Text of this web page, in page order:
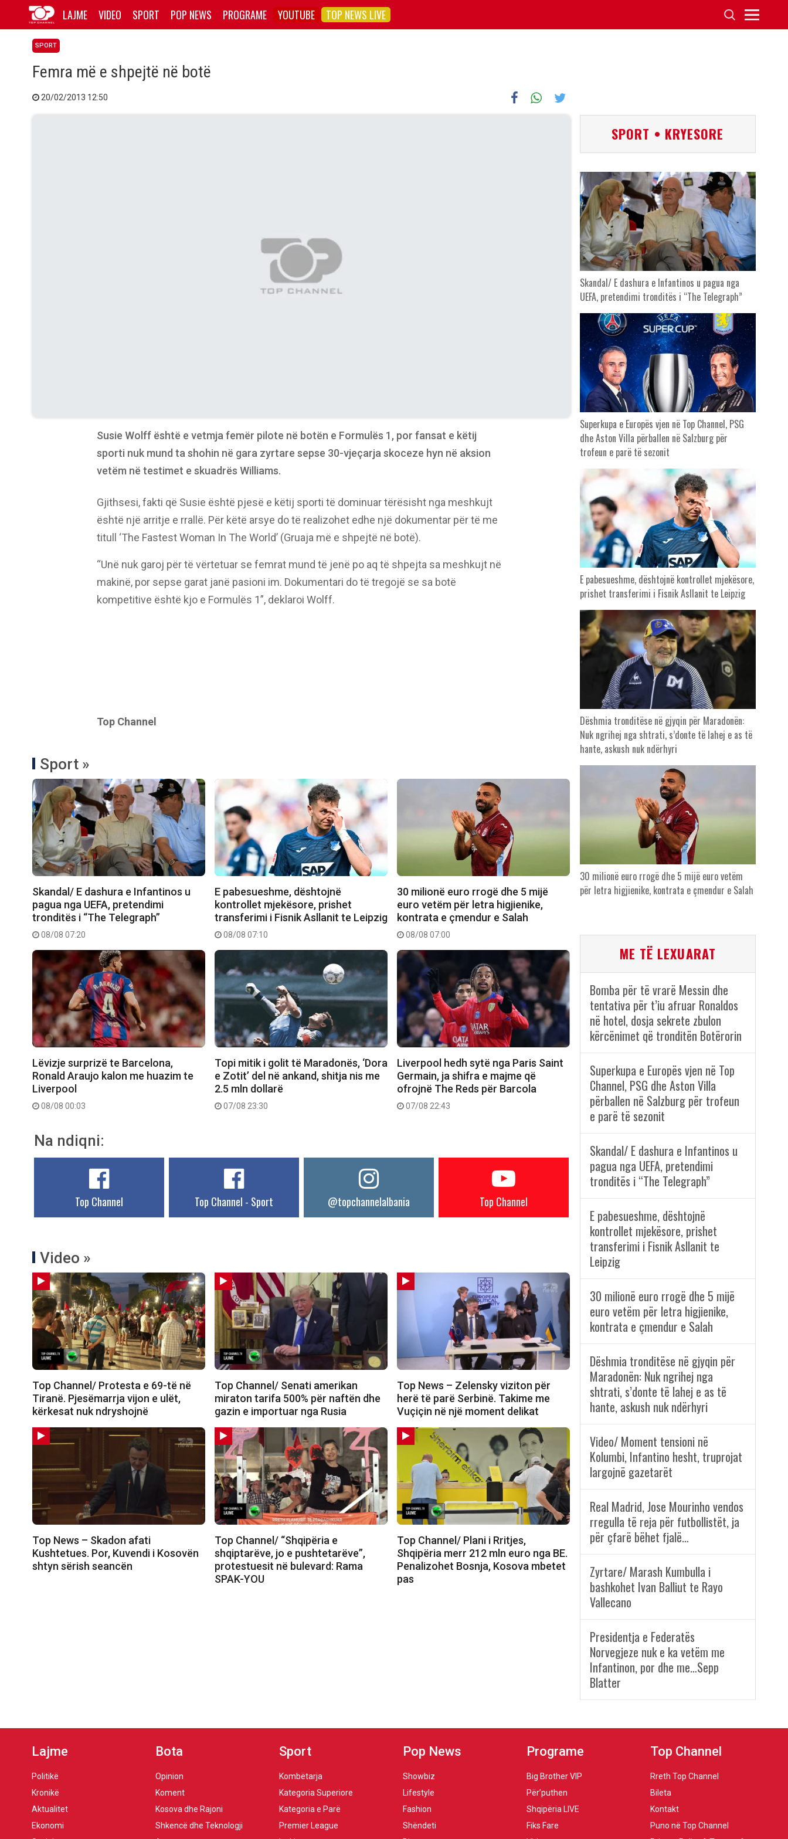
LAJME VIDEO SPORT POP NEWS PROGRAME YOUTUBE TOP NEWS LIVE
SPORT
Femra më e shpejtë në botë
20/02/2013 12:50
Susie Wolff është e vetmja femër pilote në botën e Formulës 1, por fansat e këtij
sporti nuk mund ta shohin në gara zyrtare sepse 30-vjeçarja skoceze hyn në aksion
vetëm në testimet e skuadrës Williams.
Gjithsesi, fakti që Susie është pjesë e këtij sporti të dominuar tërësisht nga meshkujt
është një arritje e rrallë. Për këtë arsye do të realizohet edhe një dokumentar për të me
titull ‘The Fastest Woman In The World’ (Gruaja më e shpejtë në botë).
“Unë nuk garoj për të vërtetuar se femrat mund të jenë po aq të shpejta sa meshkujt në
makinë, por sepse garat janë pasioni im. Dokumentari do të tregojë se sa botë
kompetitive është kjo e Formulës 1”, deklaroi Wolff.
Top Channel
Sport »
Skandal/ E dashura e Infantinos u
pagua nga UEFA, pretendimi
tronditës i “The Telegraph”
08/08 07:20
E pabesueshme, dështojnë
kontrollet mjekësore, prishet
transferimi i Fisnik Asllanit te Leipzig
08/08 07:10
30 milionë euro rrogë dhe 5 mijë
euro vetëm për letra higjienike,
kontrata e çmendur e Salah
08/08 07:00
Lëvizje surprizë te Barcelona,
Ronald Araujo kalon me huazim te
Liverpool
08/08 00:03
Topi mitik i golit të Maradonës, ‘Dora
e Zotit’ del në ankand, shitja nis me
2.5 mln dollarë
07/08 23:30
Liverpool hedh sytë nga Paris Saint
Germain, ja shifra e majme që
ofrojnë The Reds për Barcola
07/08 22:43
Na ndiqni:
Top Channel Top Channel - Sport @topchannelalbania Top Channel
Video »
Top Channel/ Protesta e 69-të në
Tiranë. Pjesëmarrja vijon e ulët,
kërkesat nuk ndryshojnë
Top Channel/ Senati amerikan
miraton tarifa 500% për naftën dhe
gazin e importuar nga Rusia
Top News – Zelensky viziton për
herë të parë Serbinë. Takime me
Vuçiçin në një moment delikat
Top News – Skadon afati
Kushtetues. Por, Kuvendi i Kosovën
shtyn sërish seancën
Top Channel/ “Shqipëria e
shqiptarëve, jo e pushtetarëve”,
protestuesit në bulevard: Rama
SPAK-YOU
Top Channel/ Plani i Rritjes,
Shqipëria merr 212 mln euro nga BE.
Penalizohet Bosnja, Kosova mbetet
pas
SPORT • KRYESORE
Skandal/ E dashura e Infantinos u pagua nga
UEFA, pretendimi tronditës i “The Telegraph”
Superkupa e Europës vjen në Top Channel, PSG
dhe Aston Villa përballen në Salzburg për
trofeun e parë të sezonit
E pabesueshme, dështojnë kontrollet mjekësore,
prishet transferimi i Fisnik Asllanit te Leipzig
Dëshmia tronditëse në gjyqin për Maradonën:
Nuk ngrihej nga shtrati, s’donte të lahej e as të
hante, askush nuk ndërhyri
30 milionë euro rrogë dhe 5 mijë euro vetëm
për letra higjienike, kontrata e çmendur e Salah
ME TË LEXUARAT
Bomba për të vrarë Messin dhe
tentativa për t’iu afruar Ronaldos
në hotel, dosja sekrete zbulon
kërcënimet që tronditën Botërorin
Superkupa e Europës vjen në Top
Channel, PSG dhe Aston Villa
përballen në Salzburg për trofeun
e parë të sezonit
Skandal/ E dashura e Infantinos u
pagua nga UEFA, pretendimi
tronditës i “The Telegraph”
E pabesueshme, dështojnë
kontrollet mjekësore, prishet
transferimi i Fisnik Asllanit te
Leipzig
30 milionë euro rrogë dhe 5 mijë
euro vetëm për letra higjienike,
kontrata e çmendur e Salah
Dëshmia tronditëse në gjyqin për
Maradonën: Nuk ngrihej nga
shtrati, s’donte të lahej e as të
hante, askush nuk ndërhyri
Video/ Moment tensioni në
Kolumbi, Infantino hesht, truprojat
largojnë gazetarët
Real Madrid, Jose Mourinho vendos
rregulla të reja për futbollistët, ja
për çfarë bëhet fjalë…
Zyrtare/ Marash Kumbulla i
bashkohet Ivan Balliut te Rayo
Vallecano
Presidentja e Federatës
Norvegjeze nuk e ka vetëm me
Infantinon, por dhe me…Sepp
Blatter
Lajme
Politikë
Kronikë
Aktualitet
Ekonomi
Bota
Opinion
Koment
Kosova dhe Rajoni
Shkencë dhe Teknologji
Sport
Kombëtarja
Kategoria Superiore
Kategoria e Parë
Premier League
Pop News
Showbiz
Lifestyle
Fashion
Shëndeti
Programe
Big Brother VIP
Për’puthen
Shqipëria LIVE
Fiks Fare
Top Channel
Rreth Top Channel
Bileta
Kontakt
Puno në Top Channel